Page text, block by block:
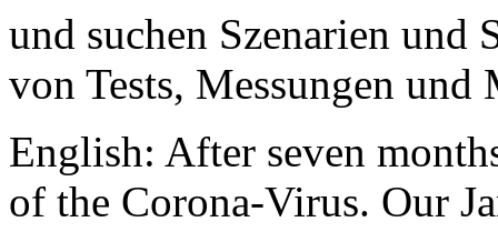
und suchen Szenarien und
von Tests, Messungen und
English: After seven
of the Corona-Virus. Our